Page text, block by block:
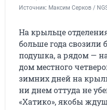
Источник: Максим Серков /
На крыльце
больше года свозили
подушка, а рядом —
дом местного
зимних дней на
ни днем оттуда не
«Хатико», якобы